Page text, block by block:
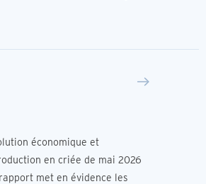
économique et
en criée de mai 2026
met en évidence les